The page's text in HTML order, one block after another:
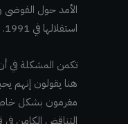
الأمد حول الفوضى
استقلالها في 1991.
تكمن المشكلة في أن
هنا يقولون إنهم
مغرمون بشكل خاص
التناقض الكامن في